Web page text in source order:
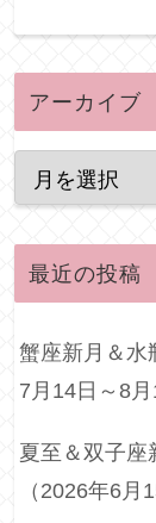
アーカイブ
最近の投稿
蟹座新月＆水
7月14日～8月
夏至＆双子座
（2026年6月